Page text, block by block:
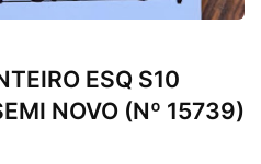
ESQ S10
NOVO (Nº 15739)